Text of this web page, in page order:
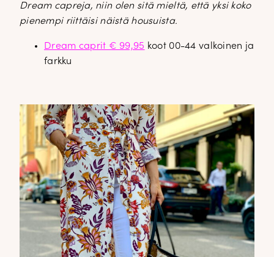
Dream capreja, niin olen sitä mieltä, että yksi koko
pienempi riittäisi näistä housuista.
Dream caprit € 99,95 koot 00-44 valkoinen ja
farkku